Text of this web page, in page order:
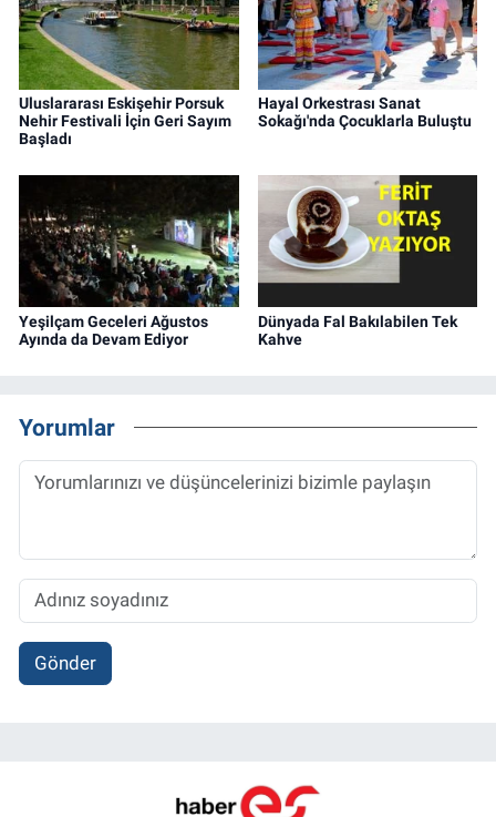
Uluslararası Eskişehir Porsuk
Nehir Festivali İçin Geri Sayım
Başladı
Hayal Orkestrası Sanat
Sokağı'nda Çocuklarla Buluştu
Yeşilçam Geceleri Ağustos
Ayında da Devam Ediyor
Dünyada Fal Bakılabilen Tek
Kahve
Yorumlar
Gönder